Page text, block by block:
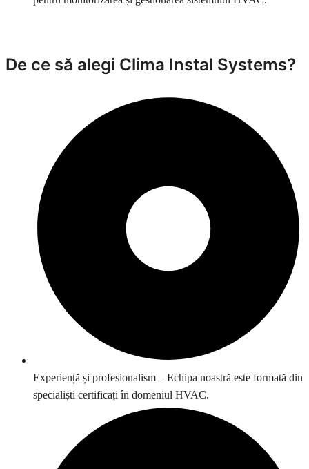
De ce să alegi Clima Instal Systems?
Experiență și profesionalism – Echipa noastră este formată din
specialiști certificați în domeniul HVAC.